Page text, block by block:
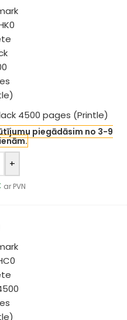
4500 pages (Printle)
piegādāsim no 3-9
+
ar PVN